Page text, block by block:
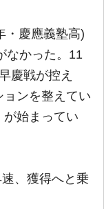
・慶應義塾高)
なかった。11
慶戦が控え
ンを整えてい
が始まってい
、獲得へと乗